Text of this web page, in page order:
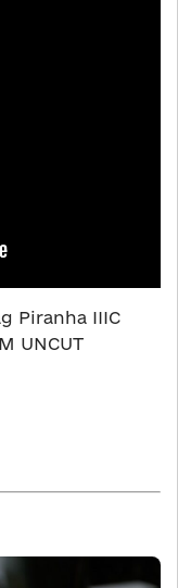
Piranha IIIC
UNCUT